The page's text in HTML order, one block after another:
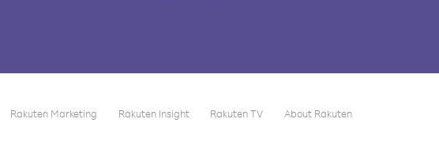
Rakuten Marketing Rakuten Insight Rakuten TV About Rakuten